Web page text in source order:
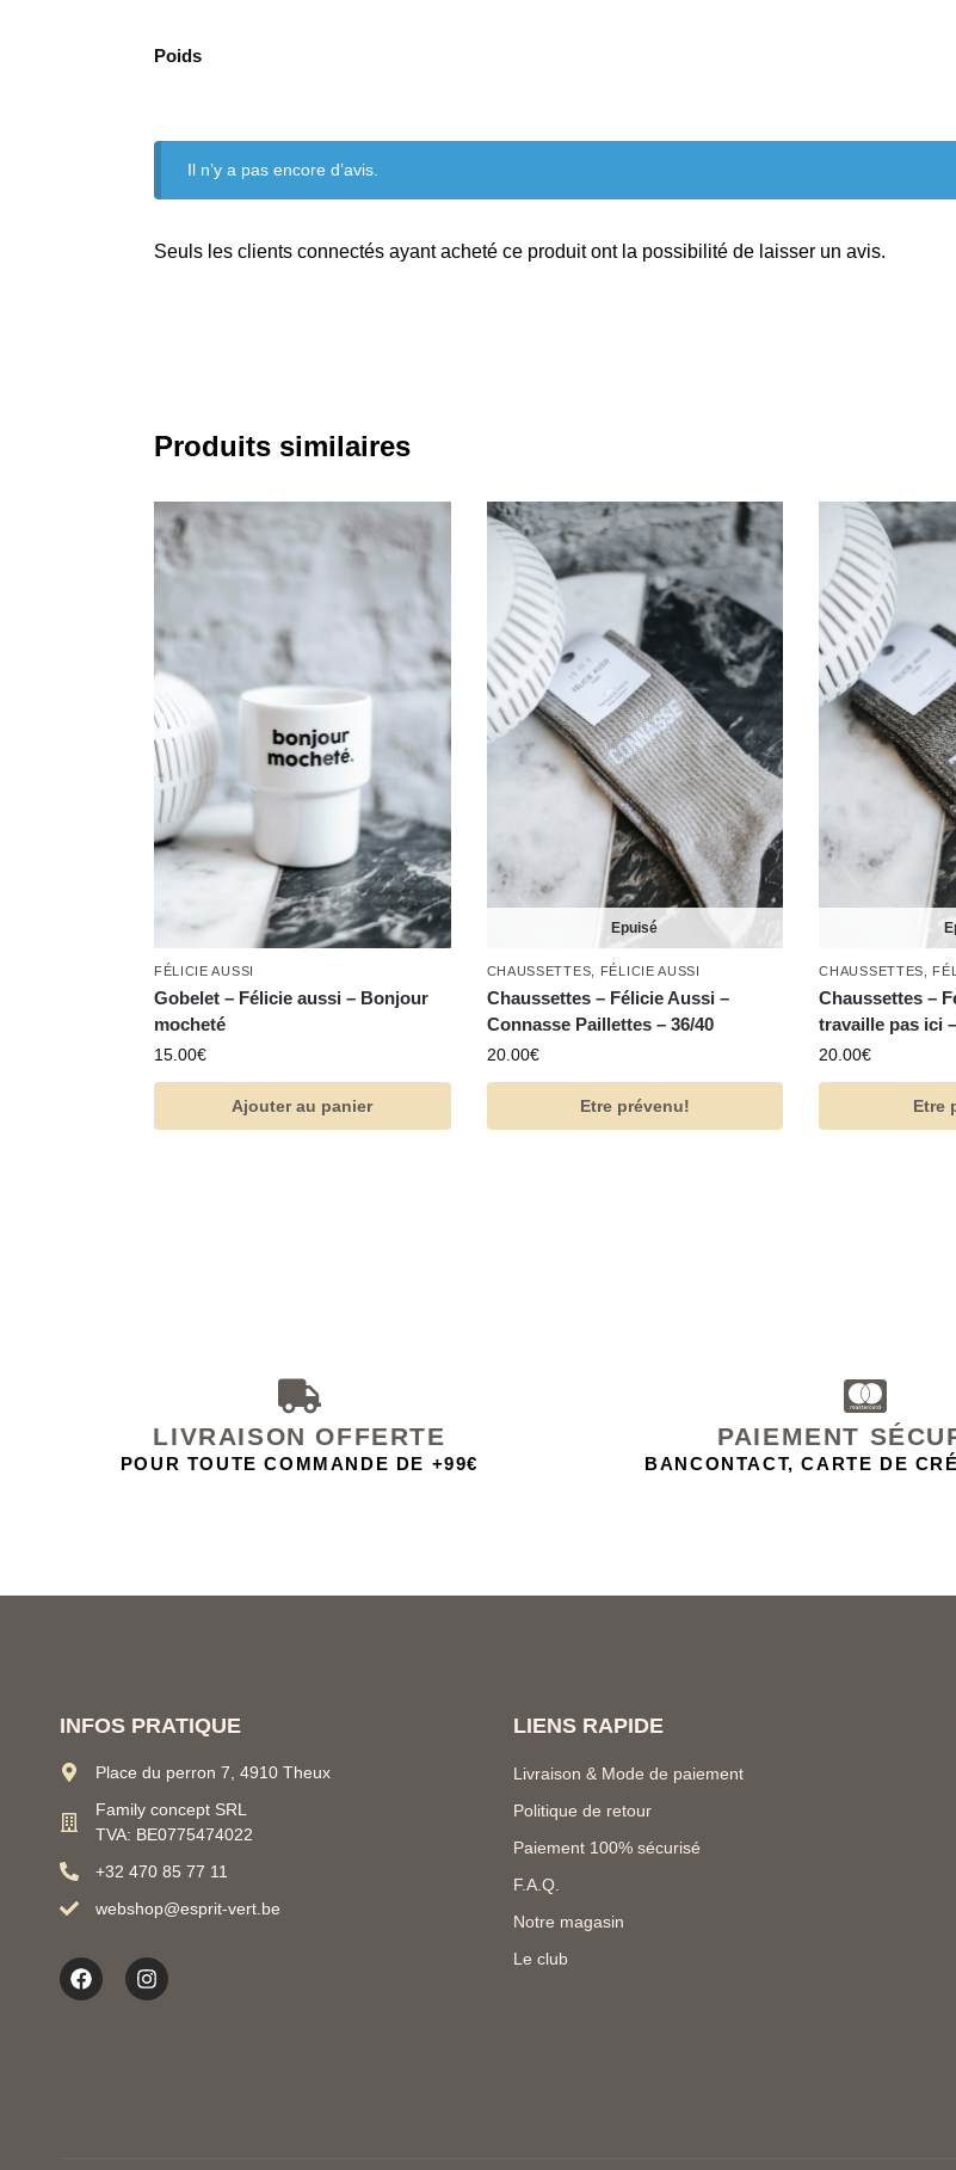
Poids
Il n’y a pas encore d’avis.
Seuls les clients connectés ayant acheté ce produit ont la possibilité de laisser un avis.
Produits similaires
FÉLICIE AUSSI
Gobelet – Félicie aussi – Bonjour
mocheté
15.00€
Ajouter au panier
Epuisé
CHAUSSETTES FÉLICIE AUSSI
Chaussettes – Félicie Aussi –
Connasse Paillettes – 36/40
20.00€
Etre prévenu!
CHAUSSETTES
Chaussettes –
travaille pas ici
20.00€
Etre
LIVRAISON OFFERTE
POUR TOUTE COMMANDE DE +99€
PAIEMENT
BANCONTACT, CARTE DE
INFOS PRATIQUE
Place du perron 7, 4910 Theux
Family concept SRL
TVA: BE0775474022
+32 470 85 77 11
webshop@esprit-vert.be
LIENS RAPIDE
Livraison & Mode de paiement
Politique de retour
Paiement 100% sécurisé
F.A.Q.
Notre magasin
Le club